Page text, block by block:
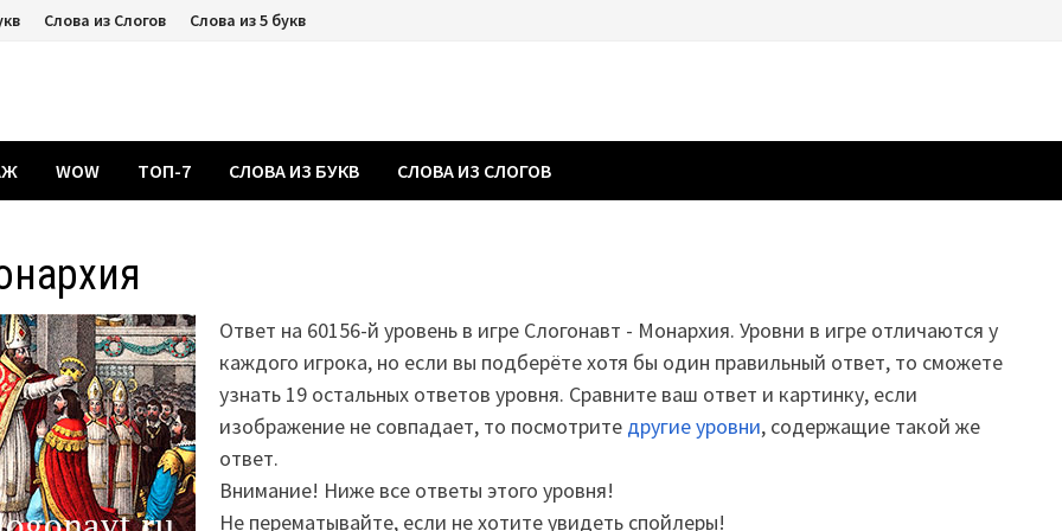
Слова из Слогов Слова из 5 букв
WOW ТОП-7 СЛОВА ИЗ БУКВ СЛОВА ИЗ СЛОГОВ
Ответ на 60156-й уровень в игре Слогонавт - Монархия. Уровни в игре отличаются у
каждого игрока, но если вы подберёте хотя бы один правильный ответ, то сможете
узнать 19 остальных ответов уровня. Сравните ваш ответ и картинку, если
изображение не совпадает, то посмотрите другие уровни, содержащие такой же
ответ.
Внимание! Ниже все ответы этого уровня!
Не перематывайте, если не хотите увидеть спойлеры!